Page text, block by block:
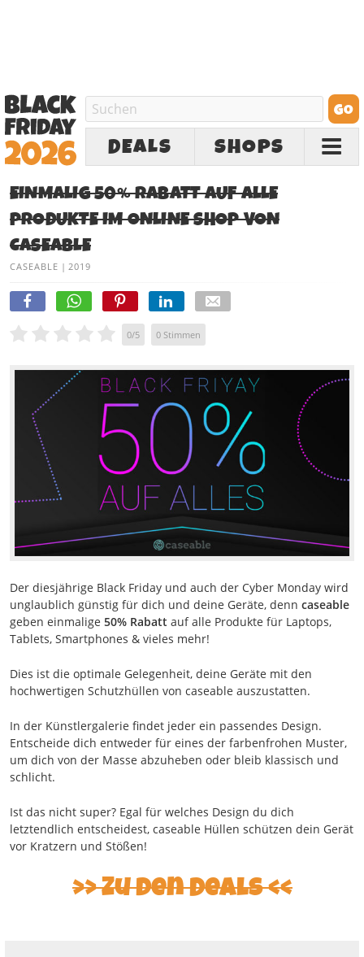
DEALS SHOPS
EINMALIG 50% RABATT AUF ALLE
PRODUKTE IM ONLINE SHOP VON
CASEABLE
CASEABLE | 2019
0/5 0 Stimmen
Der diesjährige Black Friday und auch der Cyber Monday wird
unglaublich günstig für dich und deine Geräte, denn caseable
geben einmalige 50% Rabatt auf alle Produkte für Laptops,
Tablets, Smartphones & vieles mehr!
Dies ist die optimale Gelegenheit, deine Geräte mit den
hochwertigen Schutzhüllen von caseable auszustatten.
In der Künstlergalerie findet jeder ein passendes Design.
Entscheide dich entweder für eines der farbenfrohen Muster,
um dich von der Masse abzuheben oder bleib klassisch und
schlicht.
Ist das nicht super? Egal für welches Design du dich
letztendlich entscheidest, caseable Hüllen schützen dein Gerät
vor Kratzern und Stößen!
Zu den Deals